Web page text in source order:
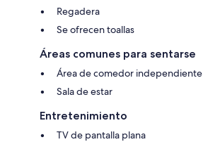
Regadera
Se ofrecen toallas
Áreas comunes para sentarse
Área de comedor independiente
Sala de estar
Entretenimiento
TV de pantalla plana